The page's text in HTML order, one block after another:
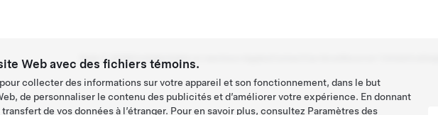
Tesla ©2026 Confidentialité et mentions légales
Web avec des fichiers témoins.
collecter des informations sur votre appareil et son fonctionnement, dans le but
de personnaliser le contenu des publicités et d’améliorer votre expérience. En donnant
de vos données à l’étranger. Pour en savoir plus, consultez Paramètres des